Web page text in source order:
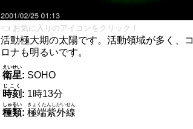
👈 お気に入りのアイコンをクリック！
活動極大期の太陽です。活動領域が多く、コ
ロナも明るいです。
衛星
えいせい
: SOHO
時刻
じこく
: 1時13分
種類
しゅるい
: 極端紫外線
きょくたんしがいせん